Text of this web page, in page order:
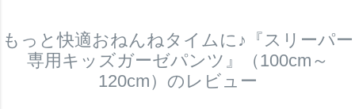
もっと快適おねんねタイムに♪『スリーパー
専用キッズガーゼパンツ』（100cm～
120cm）のレビュー